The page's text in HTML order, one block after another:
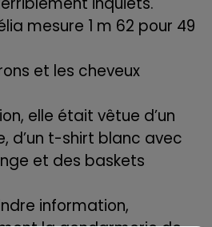
mesure 1 m 62 pour 49
et les cheveux
elle était vêtue d’un
d’un t-shirt blanc avec
et des baskets
information,